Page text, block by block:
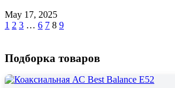
May 17, 2025
1 2 3 … 6 7 8 9
Подборка товаров